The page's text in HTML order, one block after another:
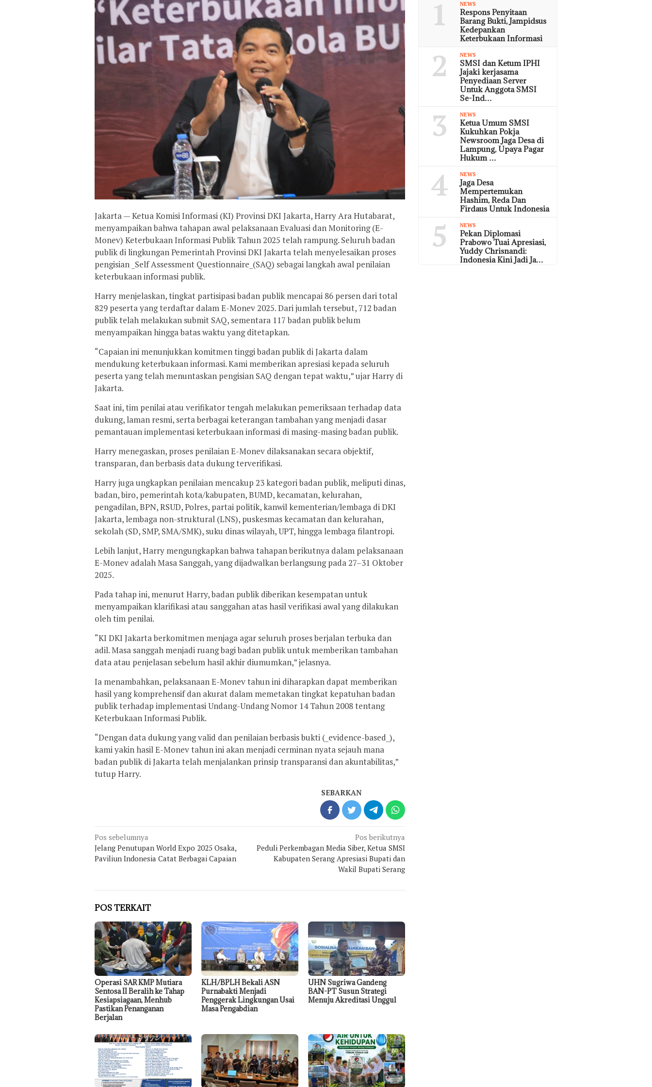
Jakarta — Ketua Komisi Informasi (KI) Provinsi DKI Jakarta, Harry Ara Hutabarat,
menyampaikan bahwa tahapan awal pelaksanaan Evaluasi dan Monitoring (E-
Monev) Keterbukaan Informasi Publik Tahun 2025 telah rampung. Seluruh badan
publik di lingkungan Pemerintah Provinsi DKI Jakarta telah menyelesaikan proses
pengisian _Self Assessment Questionnaire_(SAQ) sebagai langkah awal penilaian
keterbukaan informasi publik.
Harry menjelaskan, tingkat partisipasi badan publik mencapai 86 persen dari total
829 peserta yang terdaftar dalam E-Monev 2025. Dari jumlah tersebut, 712 badan
publik telah melakukan submit SAQ, sementara 117 badan publik belum
menyampaikan hingga batas waktu yang ditetapkan.
“Capaian ini menunjukkan komitmen tinggi badan publik di Jakarta dalam
mendukung keterbukaan informasi. Kami memberikan apresiasi kepada seluruh
peserta yang telah menuntaskan pengisian SAQ dengan tepat waktu,” ujar Harry di
Jakarta.
Saat ini, tim penilai atau verifikator tengah melakukan pemeriksaan terhadap data
dukung, laman resmi, serta berbagai keterangan tambahan yang menjadi dasar
pemantauan implementasi keterbukaan informasi di masing-masing badan publik.
Harry menegaskan, proses penilaian E-Monev dilaksanakan secara objektif,
transparan, dan berbasis data dukung terverifikasi.
Harry juga ungkapkan penilaian mencakup 23 kategori badan publik, meliputi dinas,
badan, biro, pemerintah kota/kabupaten, BUMD, kecamatan, kelurahan,
pengadilan, BPN, RSUD, Polres, partai politik, kanwil kementerian/lembaga di DKI
Jakarta, lembaga non-struktural (LNS), puskesmas kecamatan dan kelurahan,
sekolah (SD, SMP, SMA/SMK), suku dinas wilayah, UPT, hingga lembaga filantropi.
Lebih lanjut, Harry mengungkapkan bahwa tahapan berikutnya dalam pelaksanaan
E-Monev adalah Masa Sanggah, yang dijadwalkan berlangsung pada 27–31 Oktober
2025.
Pada tahap ini, menurut Harry, badan publik diberikan kesempatan untuk
menyampaikan klarifikasi atau sanggahan atas hasil verifikasi awal yang dilakukan
oleh tim penilai.
“KI DKI Jakarta berkomitmen menjaga agar seluruh proses berjalan terbuka dan
adil. Masa sanggah menjadi ruang bagi badan publik untuk memberikan tambahan
data atau penjelasan sebelum hasil akhir diumumkan,” jelasnya.
Ia menambahkan, pelaksanaan E-Monev tahun ini diharapkan dapat memberikan
hasil yang komprehensif dan akurat dalam memetakan tingkat kepatuhan badan
publik terhadap implementasi Undang-Undang Nomor 14 Tahun 2008 tentang
Keterbukaan Informasi Publik.
“Dengan data dukung yang valid dan penilaian berbasis bukti (_evidence-based_),
kami yakin hasil E-Monev tahun ini akan menjadi cerminan nyata sejauh mana
badan publik di Jakarta telah menjalankan prinsip transparansi dan akuntabilitas,”
tutup Harry.
SEBARKAN
Navigasi
pos
Pos sebelumnya
Jelang Penutupan World Expo 2025 Osaka,
Paviliun Indonesia Catat Berbagai Capaian
Pos berikutnya
Peduli Perkembagan Media Siber, Ketua SMSI
Kabupaten Serang Apresiasi Bupati dan
Wakil Bupati Serang
POS TERKAIT
Operasi SAR KMP Mutiara
Sentosa II Beralih ke Tahap
Kesiapsiagaan, Menhub
Pastikan Penanganan
Berjalan
KLH/BPLH Bekali ASN
Purnabakti Menjadi
Penggerak Lingkungan Usai
Masa Pengabdian
UHN Sugriwa Gandeng
BAN-PT Susun Strategi
Menuju Akreditasi Unggul
1 NEWS
Respons Penyitaan
Barang Bukti, Jampidsus
Kedepankan
Keterbukaan Informasi
2 NEWS
SMSI dan Ketum IPHI
Jajaki kerjasama
Penyediaan Server
Untuk Anggota SMSI
Se-Ind…
3 NEWS
Ketua Umum SMSI
Kukuhkan Pokja
Newsroom Jaga Desa di
Lampung, Upaya Pagar
Hukum …
4 NEWS
Jaga Desa
Mempertemukan
Hashim, Reda Dan
Firdaus Untuk Indonesia
5 NEWS
Pekan Diplomasi
Prabowo Tuai Apresiasi,
Yuddy Chrisnandi:
Indonesia Kini Jadi Ja…